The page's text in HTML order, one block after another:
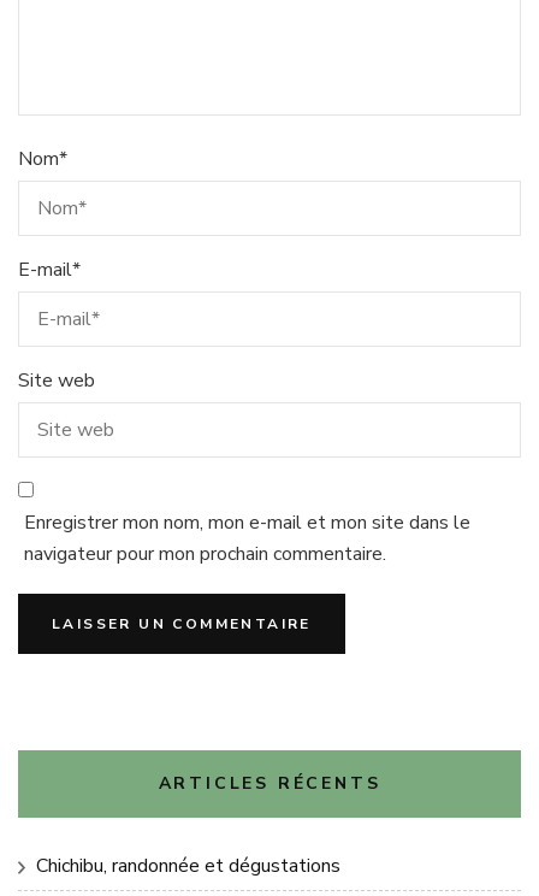
Nom*
E-mail*
Site web
Enregistrer mon nom, mon e-mail et mon site dans le
navigateur pour mon prochain commentaire.
ARTICLES RÉCENTS
Chichibu, randonnée et dégustations